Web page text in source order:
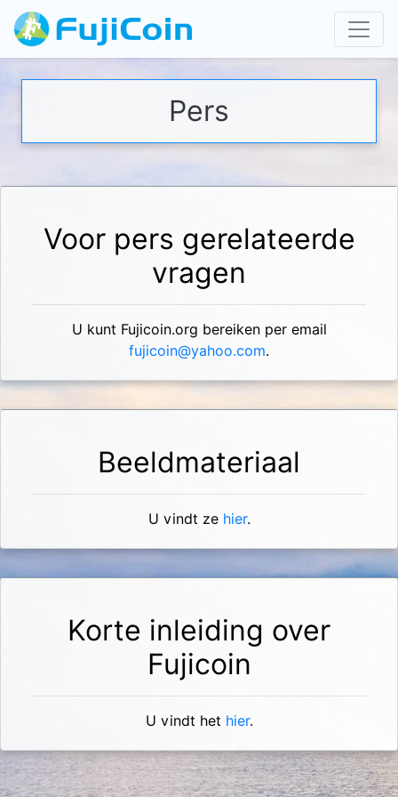
Pers
Voor pers gerelateerde
vragen
U kunt Fujicoin.org bereiken per email
fujicoin@yahoo.com.
Beeldmateriaal
U vindt ze hier.
Korte inleiding over
Fujicoin
U vindt het hier.